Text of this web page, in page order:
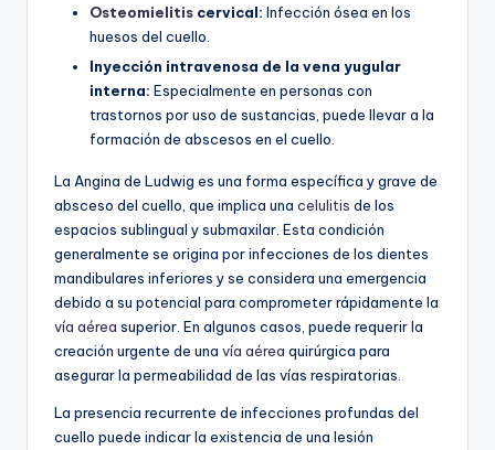
Osteomielitis cervical: Infección ósea en los
huesos del cuello.
Inyección intravenosa de la vena yugular
interna: Especialmente en personas con
trastornos por uso de sustancias, puede llevar a la
formación de abscesos en el cuello.
La Angina de Ludwig es una forma específica y grave de
absceso del cuello, que implica una celulitis de los
espacios sublingual y submaxilar. Esta condición
generalmente se origina por infecciones de los dientes
mandibulares inferiores y se considera una emergencia
debido a su potencial para comprometer rápidamente la
vía aérea superior. En algunos casos, puede requerir la
creación urgente de una vía aérea quirúrgica para
asegurar la permeabilidad de las vías respiratorias.
La presencia recurrente de infecciones profundas del
cuello puede indicar la existencia de una lesión